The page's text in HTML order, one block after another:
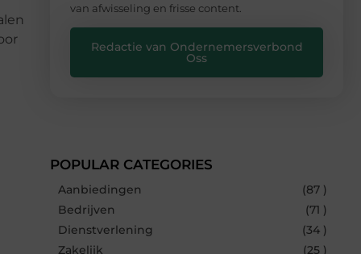
van afwisseling en frisse content.
Redactie van Ondernemersverbond
Oss
POPULAR CATEGORIES
Aanbiedingen
(87 )
Bedrijven
(71 )
Dienstverlening
(34 )
Zakelijk
(25 )